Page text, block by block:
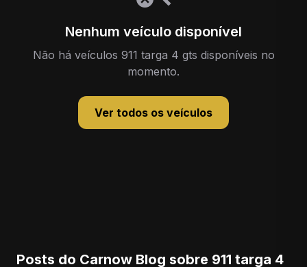
Nenhum veículo disponível
Não há veículos 911 targa 4 gts disponíveis no
momento.
Ver todos os veículos
Posts do Carnow Blog sobre 911 targa 4